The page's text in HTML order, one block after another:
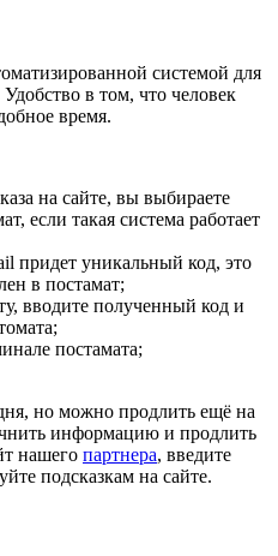
системой для
в том, что человек
время.
на сайте, вы выбираете
если такая система работает
придет уникальный код, это
в постамат;
вводите полученный код и
постамата;
но можно продлить ещё на
информацию и продлить
нашего партнера, введите
подсказкам на сайте.